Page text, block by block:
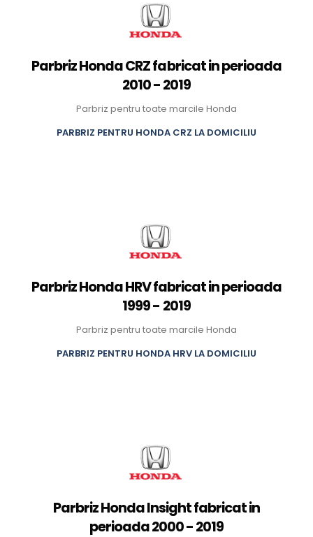
Parbriz Honda CRZ fabricat in perioada
2010 - 2019
Parbriz pentru toate marcile Honda
PARBRIZ PENTRU HONDA CRZ LA DOMICILIU
Parbriz Honda HRV fabricat in perioada
1999 - 2019
Parbriz pentru toate marcile Honda
PARBRIZ PENTRU HONDA HRV LA DOMICILIU
Parbriz Honda Insight fabricat in
perioada 2000 - 2019